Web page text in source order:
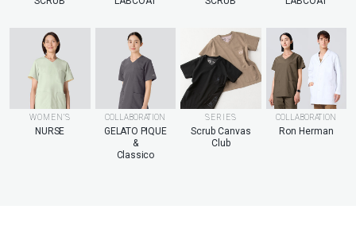
WOMEN’S
NURSE
COLLABORATION
GELATO PIQUE
&
Classico
SERIES
Scrub Canvas
Club
COLLABORATION
Ron Herman